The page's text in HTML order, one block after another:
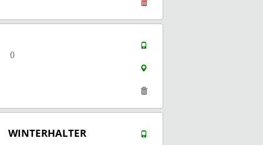
()
WINTERHALTER